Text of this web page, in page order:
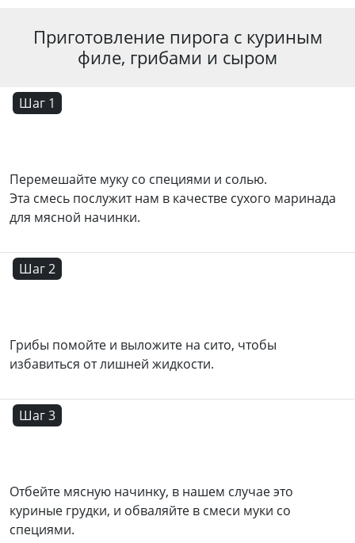
Приготовление пирога с куриным
филе, грибами и сыром
Шаг 1
Перемешайте муку со специями и солью.
Эта смесь послужит нам в качестве сухого маринада
для мясной начинки.
Шаг 2
Грибы помойте и выложите на сито, чтобы
избавиться от лишней жидкости.
Шаг 3
Отбейте мясную начинку, в нашем случае это
куриные грудки, и обваляйте в смеси муки со
специями.